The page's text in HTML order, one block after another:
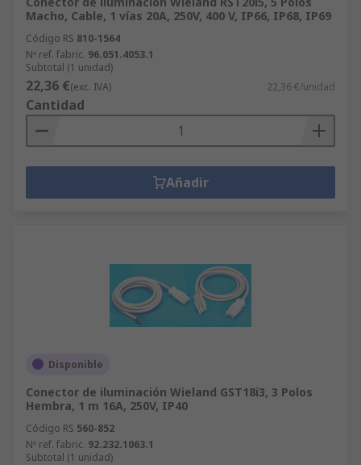
Macho, Cable, 1 vías 20A, 250V, 400 V, IP66, IP68, IP69
Código RS 810-1564
Nº ref. fabric. 96.051.4053.1
Subtotal (1 unidad)
22,36 €(exc. IVA) 22,36 €/unidad
Cantidad
Añadir
Disponible
Conector de iluminación Wieland GST18i3, 3 Polos
Hembra, 1 m 16A, 250V, IP40
Código RS 560-852
Nº ref. fabric. 92.232.1063.1
Subtotal (1 unidad)